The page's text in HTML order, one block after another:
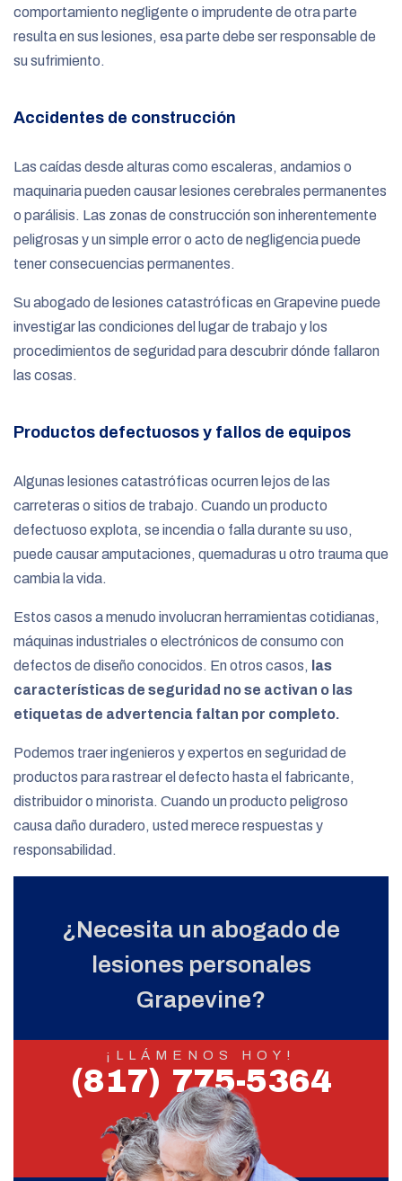
comportamiento negligente o imprudente de otra parte
resulta en sus lesiones, esa parte debe ser responsable de
su sufrimiento.
Accidentes de construcción
Las caídas desde alturas como escaleras, andamios o
maquinaria pueden causar lesiones cerebrales permanentes
o parálisis. Las zonas de construcción son inherentemente
peligrosas y un simple error o acto de negligencia puede
tener consecuencias permanentes.
Su abogado de lesiones catastróficas en Grapevine puede
investigar las condiciones del lugar de trabajo y los
procedimientos de seguridad para descubrir dónde fallaron
las cosas.
Productos defectuosos y fallos de equipos
Algunas lesiones catastróficas ocurren lejos de las
carreteras o sitios de trabajo. Cuando un producto
defectuoso explota, se incendia o falla durante su uso,
puede causar amputaciones, quemaduras u otro trauma que
cambia la vida.
Estos casos a menudo involucran herramientas cotidianas,
máquinas industriales o electrónicos de consumo con
defectos de diseño conocidos. En otros casos, las
características de seguridad no se activan o las
etiquetas de advertencia faltan por completo.
Podemos traer ingenieros y expertos en seguridad de
productos para rastrear el defecto hasta el fabricante,
distribuidor o minorista. Cuando un producto peligroso
causa daño duradero, usted merece respuestas y
responsabilidad.
¿Necesita un abogado de
lesiones personales
Grapevine?
¡LLÁMENOS HOY!
(817) 775-5364